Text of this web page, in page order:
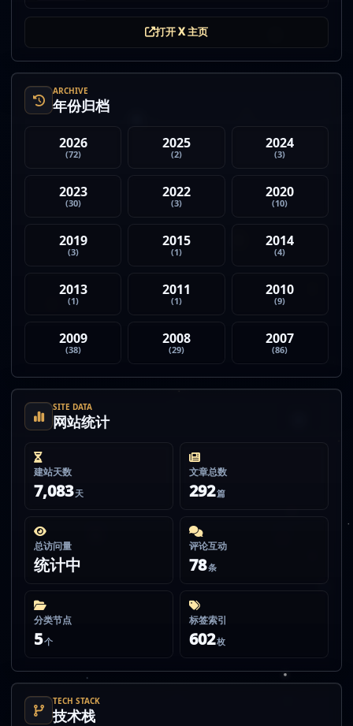
打开 X 主页
ARCHIVE
年份归档
2026
(72)
2025
(2)
2024
(3)
2023
(30)
2022
(3)
2020
(10)
2019
(3)
2015
(1)
2014
(4)
2013
(1)
2011
(1)
2010
(9)
2009
(38)
2008
(29)
2007
(86)
SITE DATA
网站统计
建站天数
7,083 天
文章总数
292篇
总访问量
统计中
评论互动
78条
分类节点
5个
标签索引
602枚
TECH STACK
技术栈